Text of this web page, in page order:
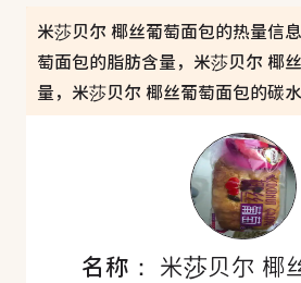
米莎贝尔 椰丝葡萄面包的热量信
萄面包的脂肪含量，米莎贝尔 椰
量，米莎贝尔 椰丝葡萄面包的碳
名称： 米莎贝尔 椰